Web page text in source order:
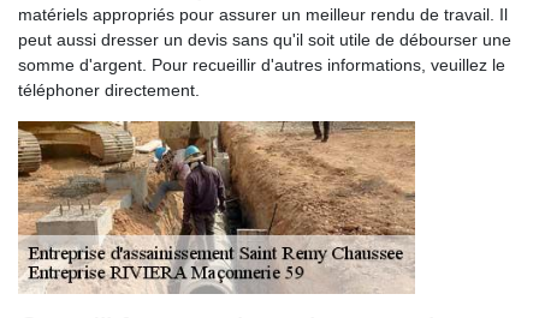
matériels appropriés pour assurer un meilleur rendu de travail. Il
peut aussi dresser un devis sans qu'il soit utile de débourser une
somme d'argent. Pour recueillir d'autres informations, veuillez le
téléphoner directement.